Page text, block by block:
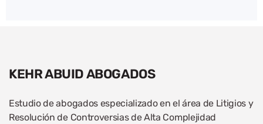
KEHR ABUID ABOGADOS
Estudio de abogados especializado en el área de Litigios y
Resolución de Controversias de Alta Complejidad